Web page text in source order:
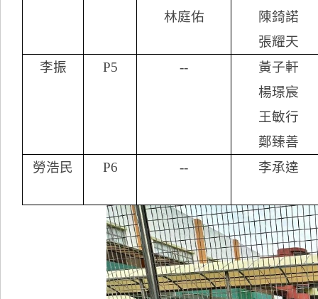
林庭佑
陳錡諾
張耀天
李振
P5 --
黃子軒
楊璟宸
王敏行
鄭臻善
勞浩民
P6 -- 李承達